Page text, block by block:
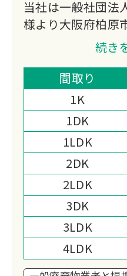
当社は一般社団法
様より大阪府柏原
優良企業認定を授
での遺品整理・生
にお任せください！
お家・オフィス・
1点からの不用品
理・生前整理・ゴ
様々なお困りごと
弊社はお客様の心
決できるサービス
「ジョイントに頼
足いただけるよう
わせて対応いたし
お見積りご相談
他社との相見積も
続き
間取り
1K
1DK
1LDK
2DK
2LDK
3DK
3LDK
4LDK